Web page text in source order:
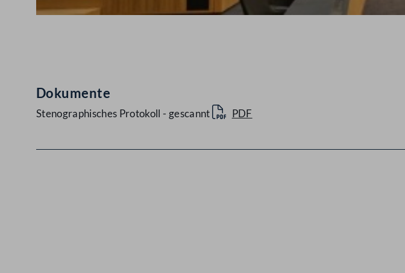
Dokumente
Stenographisches Protokoll - gescannt PDF